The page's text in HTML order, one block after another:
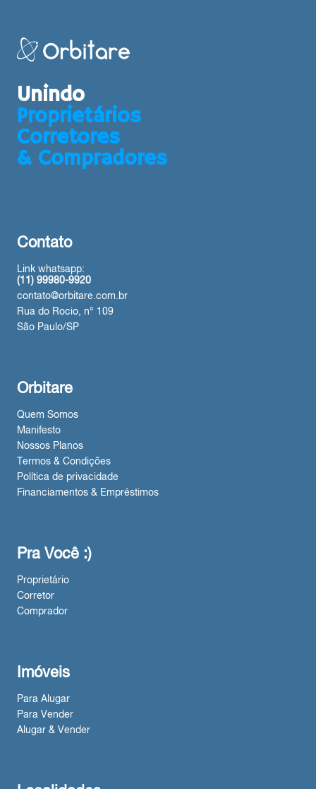
Unindo
Proprietários
Corretores
& Compradores
Contato
Link whatsapp:
(11) 99980-9920
contato@orbitare.com.br
Rua do Rocio, n° 109
São Paulo/SP
Orbitare
Quem Somos
Manifesto
Nossos Planos
Termos & Condições
Política de privacidade
Financiamentos & Empréstimos
Pra Você :)
Proprietário
Corretor
Comprador
Imóveis
Para Alugar
Para Vender
Alugar & Vender